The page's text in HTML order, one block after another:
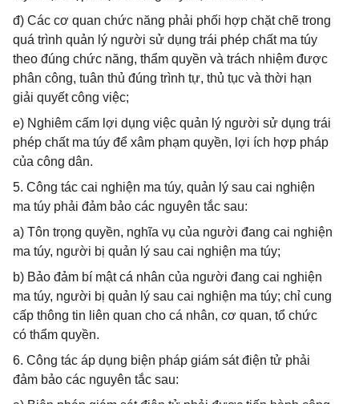
đ) Các cơ quan chức năng phải phối hợp chặt chẽ trong
quá trình quản lý người sử dụng trái phép chất ma túy
theo đúng chức năng, thẩm quyền và trách nhiệm được
phân công, tuân thủ đúng trình tự, thủ tục và thời hạn
giải quyết công việc;
e) Nghiêm cấm lợi dụng việc quản lý người sử dụng trái
phép chất ma túy để xâm phạm quyền, lợi ích hợp pháp
của công dân.
5. Công tác cai nghiện ma túy, quản lý sau cai nghiện
ma túy phải đảm bảo các nguyên tắc sau:
a) Tôn trọng quyền, nghĩa vụ của người đang cai nghiện
ma túy, người bị quản lý sau cai nghiện ma túy;
b) Bảo đảm bí mật cá nhân của người đang cai nghiện
ma túy, người bị quản lý sau cai nghiện ma túy; chỉ cung
cấp thông tin liên quan cho cá nhân, cơ quan, tổ chức
có thẩm quyền.
6. Công tác áp dụng biện pháp giám sát điện tử phải
đảm bảo các nguyên tắc sau: